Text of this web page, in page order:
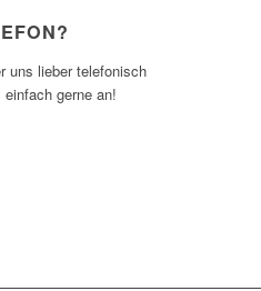
uns lieber telefonisch
gerne an!